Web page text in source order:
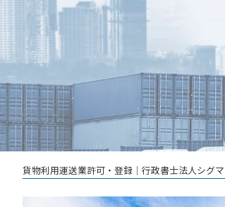
貨物利用運送業許可・登録│行政書士法人シグマ